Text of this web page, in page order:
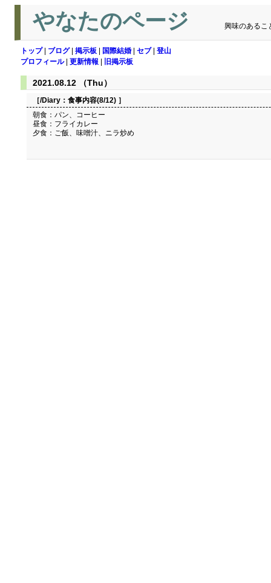
やなたのページ 興味のあるこ
トップ| ブログ| 掲示板 国際結婚 セブ| 登山
プロフィール| 更新情報 旧掲示板
2021.08.12 （Thu）
［/Diary： 食事内容(8/12) ］
朝食：パン、コーヒー
昼食：フライカレー
夕食：ご飯、味噌汁、ニラ炒め